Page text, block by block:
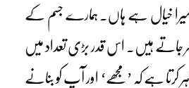
خیال ہے ہاں۔ ہمارے جسم کے
مر جاتے ہیں۔ اس قدر بڑی تعداد میں
کرتا ہے کہ ’مجھے‘ اور آپ کو بنانے